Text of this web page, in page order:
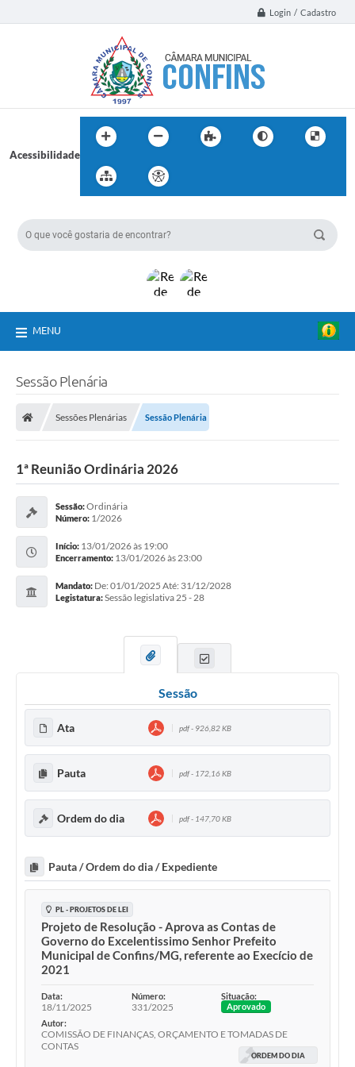
Login / Cadastro
Acessibilidade
MENU
Sessão Plenária
Sessões Plenárias Sessão Plenária
1ª Reunião Ordinária 2026
Sessão:Ordinária
Número: 1/2026
Início: 13/01/2026 às 19:00
Encerramento: 13/01/2026 às 23:00
Mandato: De: 01/01/2025 Até: 31/12/2028
Legistatura:Sessão legislativa 25 - 28
Sessão
Ata pdf - 926,82 KB
Pauta pdf - 172,16 KB
Ordem do dia pdf - 147,70 KB
Pauta / Ordem do dia / Expediente
PL - PROJETOS DE LEI
Projeto de Resolução - Aprova as Contas de
Governo do Excelentissimo Senhor Prefeito
Municipal de Confins/MG, referente ao Execício de
2021
Data:
18/11/2025
Número:
331/2025
Situação:
Aprovado
Autor:
COMISSÃO DE FINANÇAS, ORÇAMENTO E TOMADAS DE
CONTAS
ORDEM DO DIA